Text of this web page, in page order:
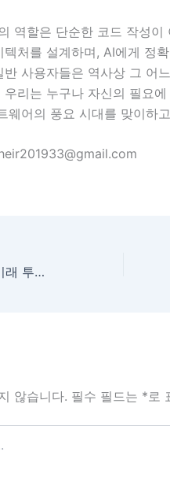
역할은 단순한 코드 작성
처를 설계하며, AI에게 정
사용자들은 역사상 그 어
리는 누구나 자신의 필요
웨어의 풍요 시대를 맞이하
AI 에이전트, 과도한 기대 ‘미래 투자’로 접근하라
않습니다. 필수 필드는 *로